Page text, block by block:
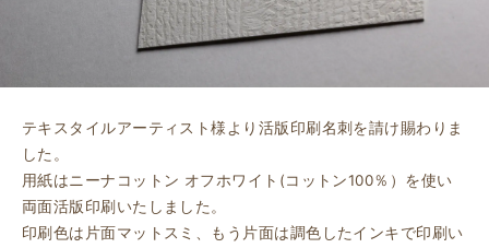
テキスタイルアーティスト様より活版印刷名刺を請け賜わりま
した。
用紙はニーナコットン オフホワイト(コットン100％）を使い
両面活版印刷いたしました。
印刷色は片面マットスミ、もう片面は調色したインキで印刷い